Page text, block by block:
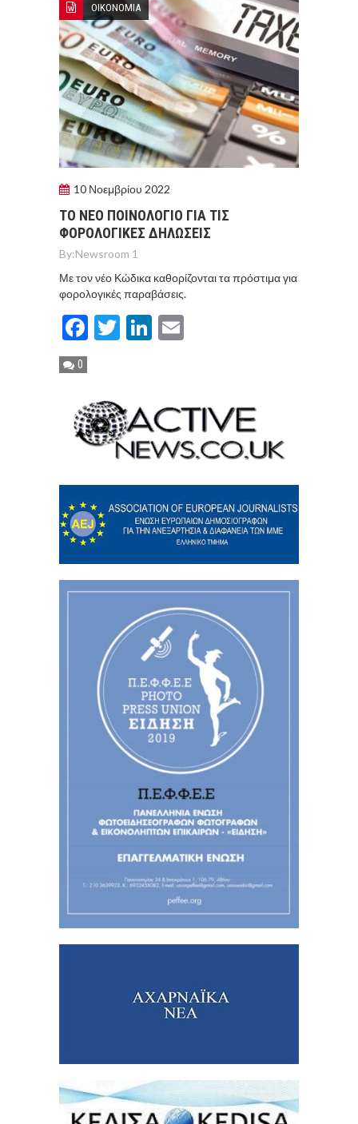
ΟΙΚΟΝΟΜΙΑ
10 Νοεμβρίου 2022
ΤΟ ΝΕΟ ΠΟΙΝΟΛΟΓΙΟ ΓΙΑ ΤΙΣ
ΦΟΡΟΛΟΓΙΚΕΣ ΔΗΛΩΣΕΙΣ
By:Newsroom 1
Με τον νέο Κώδικα καθορίζονται τα πρόστιμα για
φορολογικές παραβάσεις.
Facebook
TwitterLinkedIn
0